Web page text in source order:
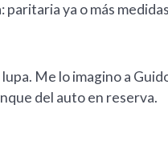
paritaria ya o más
Me lo imagino a
del auto en reserva.